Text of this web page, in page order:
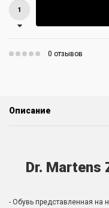
0 отзывов
Описание
Dr. Martens
- Обувь представленная на